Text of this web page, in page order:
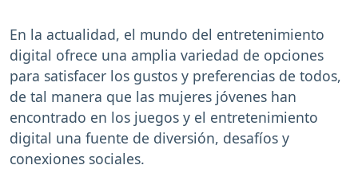
En la actualidad, el mundo del entretenimiento
digital ofrece una amplia variedad de opciones
para satisfacer los gustos y preferencias de todos,
de tal manera que las mujeres jóvenes han
encontrado en los juegos y el entretenimiento
digital una fuente de diversión, desafíos y
conexiones sociales.